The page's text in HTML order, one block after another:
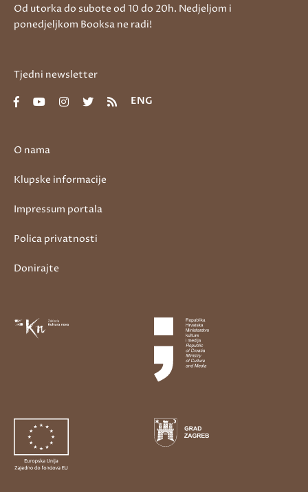
O nama
Klupske informacije
Impressum portala
Polica privatnosti
Donirajte
Od utorka do subote od 10 do 20h. Nedjeljom i
ponedjeljkom Booksa ne radi!
Tjedni newsletter
ENG